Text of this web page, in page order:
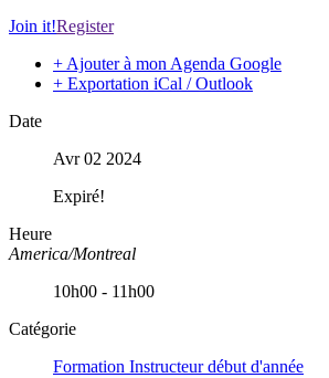
Join it!Register
+ Ajouter à mon Agenda Google
+ Exportation iCal / Outlook
Date
Avr 02 2024
Expiré!
Heure
America/Montreal
10h00 - 11h00
Catégorie
Formation Instructeur début d'année